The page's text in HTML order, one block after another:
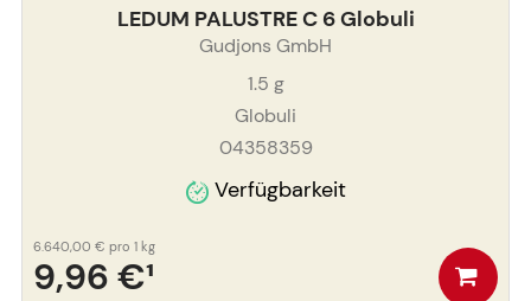
LEDUM PALUSTRE C 6 Globuli
Gudjons GmbH
1.5 g
Globuli
04358359
Verfügbarkeit
9,96 €¹
6.640,00 € pro 1 kg